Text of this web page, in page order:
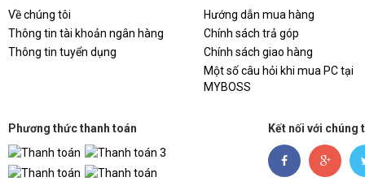
Về chúng tôi
Thông tin tài khoản ngân hàng
Thông tin tuyển dụng
Hướng dẫn mua hàng
Chính sách trả góp
Chính sách giao hàng
Một số câu hỏi khi mua PC tại
MYBOSS
Phương thức thanh toán Kết nối với chúng